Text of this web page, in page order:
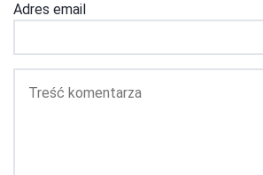
Adres email